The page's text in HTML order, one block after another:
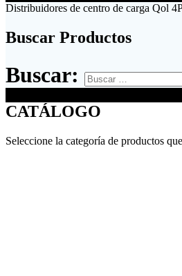
Distribuidores de centro de carga Qol
Buscar Productos
Buscar:
CATÁLOGO
Seleccione la categoría de productos